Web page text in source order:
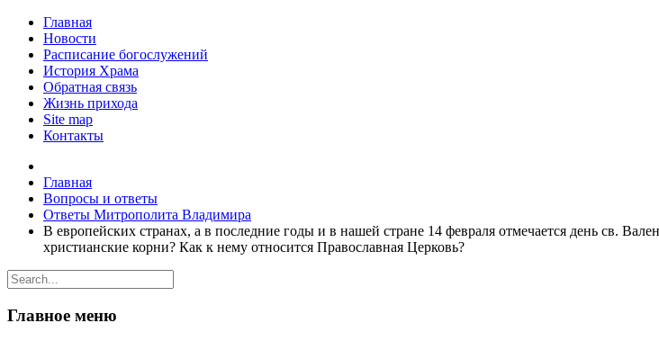
Главная
Новости
Расписание богослужений
История Храма
Обратная связь
Жизнь прихода
Site map
Контакты
Главная
Вопросы и ответы
Ответы Митрополита Владимира
В европейских странах, а в последние годы и в нашей стране 14 февраля отмечается день св.
христианские корни? Как к нему относится Православная Церковь?
Главное меню